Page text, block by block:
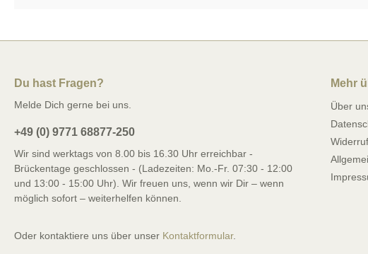
Du hast Fragen?
Melde Dich gerne bei uns.
+49 (0) 9771 68877-250
Wir sind werktags von 8.00 bis 16.30 Uhr erreichbar -
Brückentage geschlossen - (Ladezeiten: Mo.-Fr. 07:30 - 12:00
und 13:00 - 15:00 Uhr). Wir freuen uns, wenn wir Dir – wenn
möglich sofort – weiterhelfen können.
Oder kontaktiere uns über unser Kontaktformular.
Mehr
Über